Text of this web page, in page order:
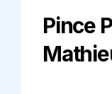
Pince